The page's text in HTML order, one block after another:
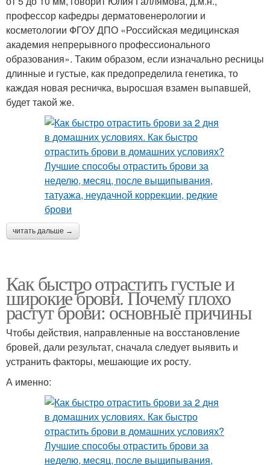
профессор кафедры дерматовенерологии и
косметологии ФГОУ ДПО «Российская медицинская
академия непрерывного профессионального
образования». Таким образом, если изначально ресницы
длинные и густые, как предопределила генетика, то
каждая новая ресничка, выросшая взамен выпавшей,
будет такой же.
читать дальше →
Как быстро отрастить густые и
широкие брови. Почему плохо
растут брови: основные причины
Чтобы действия, направленные на восстановление
бровей, дали результат, сначала следует выявить и
устранить факторы, мешающие их росту.
А именно: